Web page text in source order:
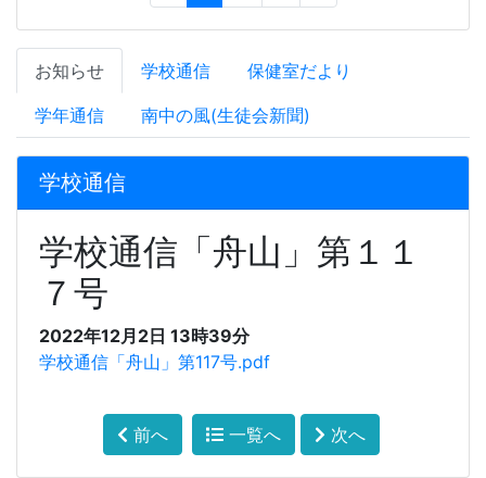
お知らせ 学校通信 保健室だより
学年通信 南中の風(生徒会新聞)
学校通信
学校通信「舟山」第１１
７号
2022年12月2日 13時39分
学校通信「舟山」第117号.pdf
前へ 一覧へ 次へ